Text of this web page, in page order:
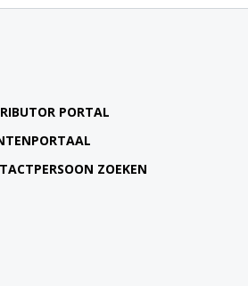
PORTAL
ZOEKEN